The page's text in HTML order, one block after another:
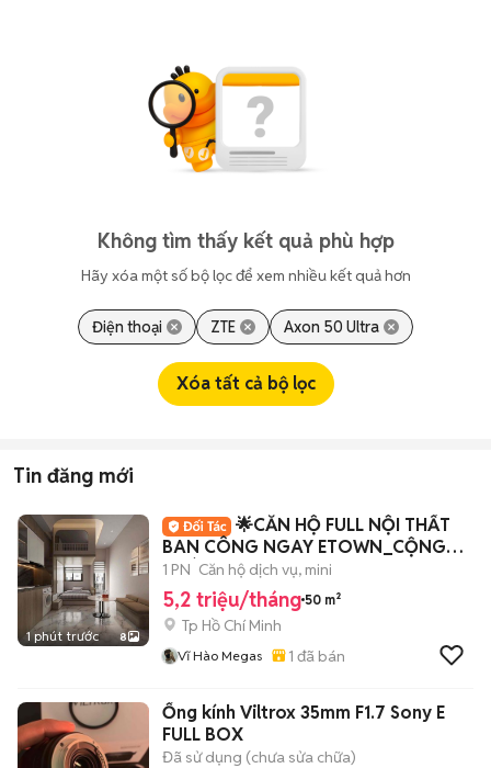
Không tìm thấy kết quả phù hợp
Hãy xóa một số bộ lọc để xem nhiều kết quả hơn
Điện thoại ZTE Axon 50 Ultra
Xóa tất cả bộ lọc
Tin đăng mới
1 phút trước 8
🌟CĂN HỘ FULL NỘI THẤT
BAN CÔNG NGAY ETOWN_CỘNG
HOÀ
1 PN Căn hộ dịch vụ, mini
5,2 triệu/tháng 50 m²
Tp Hồ Chí Minh
Vĩ Hào Megas 1 đã bán
Ống kính Viltrox 35mm F1.7 Sony E
FULL BOX
Đã sử dụng (chưa sửa chữa)